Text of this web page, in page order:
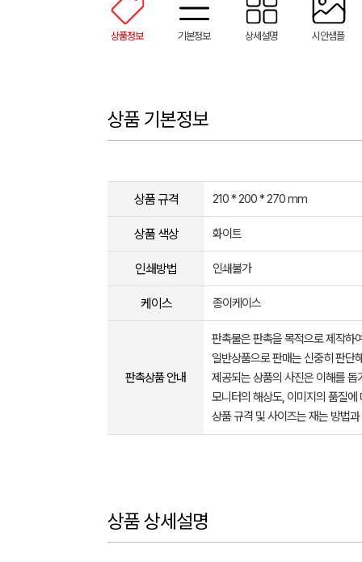
상품정보 기본정보 상세설명 시안샘플
상품 기본정보
상품 규격 210 * 200 * 270 mm
상품 색상 화이트
인쇄방법 인쇄불가
케이스 종이케이스
판촉상품 안내
판촉물은 판촉을 목적으로 제작하
일반상품으로 판매는 신중히 판단
제공되는 상품의 사진은 이해를
모니터의 해상도, 이미지의 품질
상품 규격 및 사이즈는 재는 방법
상품 상세설명